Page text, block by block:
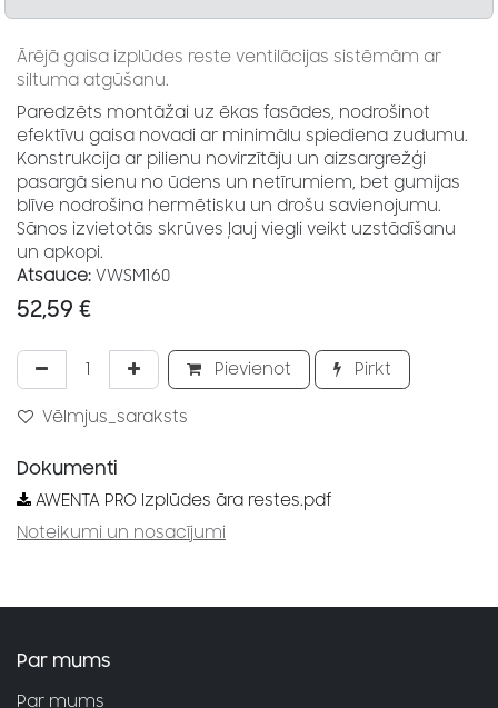
Ārējā gaisa izplūdes reste ventilācijas sistēmām ar
siltuma atgūšanu.
Paredzēts montāžai uz ēkas fasādes, nodrošinot
efektīvu gaisa novadi ar minimālu spiediena zudumu.
Konstrukcija ar pilienu novirzītāju un aizsargrežģi
pasargā sienu no ūdens un netīrumiem, bet gumijas
blīve nodrošina hermētisku un drošu savienojumu.
Sānos izvietotās skrūves ļauj viegli veikt uzstādīšanu
un apkopi.
Atsauce: VWSM160
52,59 €
Pievienot Pirkt
Vēlmjus_saraksts
Dokumenti
AWENTA PRO Izplūdes āra restes.pdf
Noteikumi un nosacījumi
Par mums
Par mums